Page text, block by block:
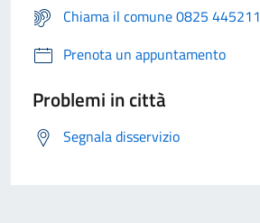
Chiama il comune 0825 445211
Prenota un appuntamento
Problemi in città
Segnala disservizio